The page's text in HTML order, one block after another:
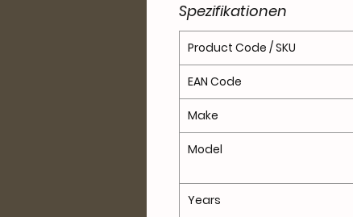
Spezifikationen
Product Code / SKU
EAN Code
Make
Model
Years